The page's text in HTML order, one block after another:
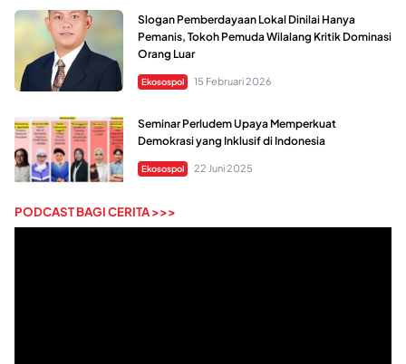
Slogan Pemberdayaan Lokal Dinilai Hanya
Pemanis, Tokoh Pemuda Wilalang Kritik Dominasi
Orang Luar
Ekosospol 15 Februari 2026
Seminar Perludem Upaya Memperkuat
Demokrasi yang Inklusif di Indonesia
Ekosospol 22 Juni 2025
PODCAST BAGI CERITA >>>